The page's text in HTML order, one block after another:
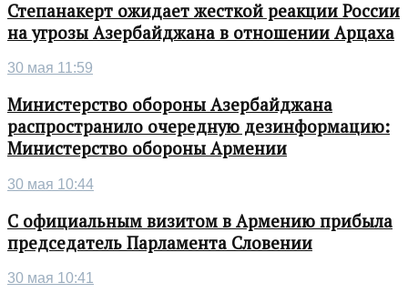
Степанакерт ожидает жесткой реакции России
на угрозы Азербайджана в отношении Арцаха
30 мая 11:59
Министерство обороны Азербайджана
распространило очередную дезинформацию:
Министерство обороны Армении
30 мая 10:44
С официальным визитом в Армению прибыла
председатель Парламента Словении
30 мая 10:41